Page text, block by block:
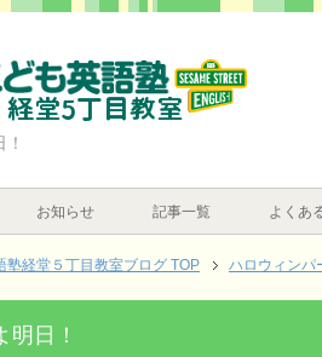
お知らせ 記事一覧 よくあ
塾経堂５丁目教室ブログ TOP ハロウィンパ
明日！